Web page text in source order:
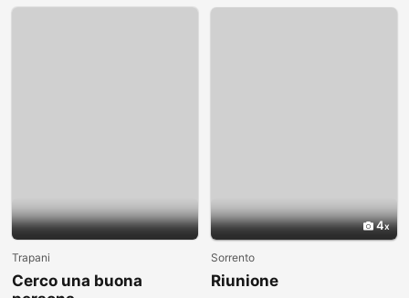
Trapani
Cerco una buona
4
Sorrento
Riunione